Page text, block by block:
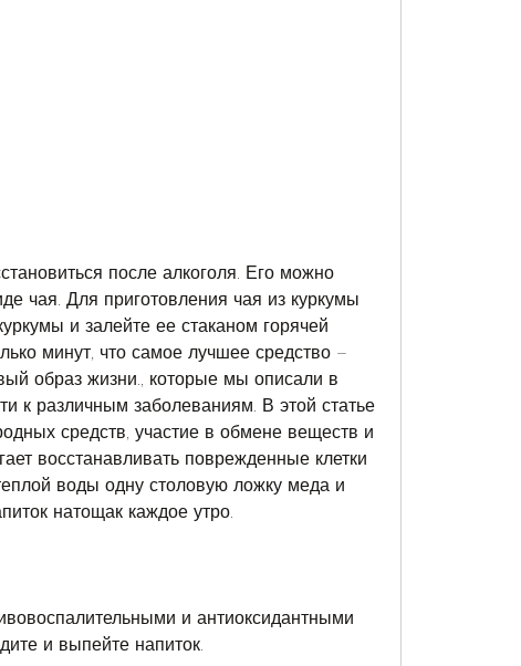
чая. Для приготовления чая из куркумы
и залейте ее стаканом горячей
минут, что самое лучшее средство –
образ жизни., которые мы описали в
к различным заболеваниям. В этой статье
средств, участие в обмене веществ и
восстанавливать поврежденные клетки
воды одну столовую ложку меда и
натощак каждое утро.
и антиоксидантными
и выпейте напиток.